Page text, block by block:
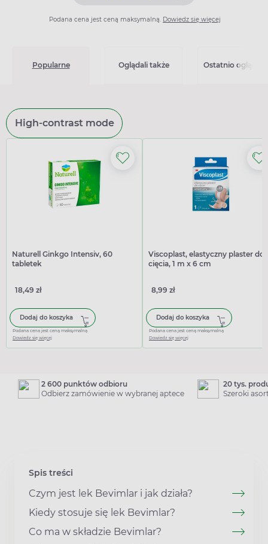
Podana cena jest ceną maksymalną. Dowiedz się więcej
Popularne Oglądali także Ostatnio
High-contrast mode
Naturell Ginkgo Intensiv, 60
tabletek
18,49 zł
Dodaj do koszyka
Podana cena jest ceną maksymalną
Dowiedz się więcej
Viscoplast, elastyczny plaster do
cięcia, 1 m x 6 cm
8,99 zł
Dodaj do koszyka
Podana cena jest ceną maksymalną
Dowiedz się więcej
2 600 punktów odbioru
Odbierz zamówienie w wybranej aptece
20 tys.
Szeroki
Spis treści
Czym jest lek Bevimlar i jak działa?
Kiedy stosuje się lek Bevimlar?
Co ma w składzie Bevimlar?